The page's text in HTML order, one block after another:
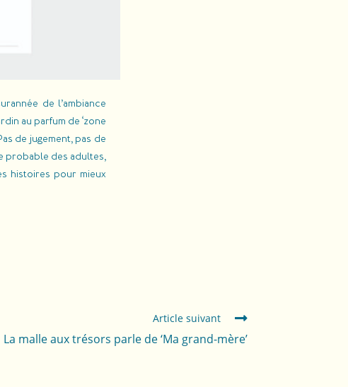
de l’ambiance
au parfum de ‘zone
de jugement, pas de
probable des adultes,
histoires pour mieux
Article suivant
La malle aux trésors parle de ‘Ma grand-mère’